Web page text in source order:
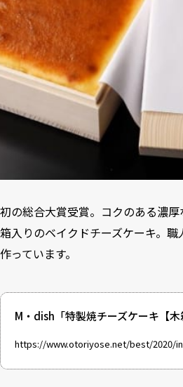
初の総合大賞受賞。コクのある濃
箱入りのベイクドチーズケーキ。
作っています。
M・dish「特製焼チーズケーキ【木
https://www.otoriyose.net/best/2020/